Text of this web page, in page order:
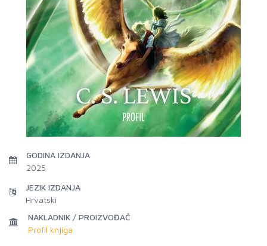
GODINA IZDANJA
2025
JEZIK IZDANJA
Hrvatski
NAKLADNIK / PROIZVOĐAČ
Profil knjiga